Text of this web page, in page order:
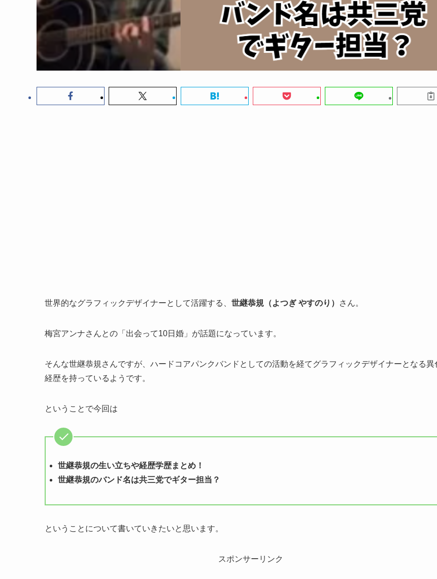
世界的なグラフィックデザイナーとして活躍する、 世継恭規（よつぎ やすのり） さん。
梅宮アンナさんとの「出会って10日婚」が話題になっています。
そんな世継恭規さんですが、ハードコアパンクバンドとしての活動を経てグラフィックデザイナーとなる異
経歴を持っているようです。
ということで今回は
世継恭規の生い立ちや経歴学歴まとめ！
世継恭規のバンド名は共三党でギター担当？
ということについて書いていきたいと思います。
スポンサーリンク